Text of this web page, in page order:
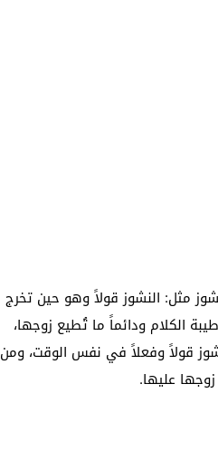
مثل: النشوز قولاً وهو حين تخرج
الكلام ودائماً ما تُطيع زوجها،
قولاً وفعلاً في نفس الوقت، ومن
عليها.